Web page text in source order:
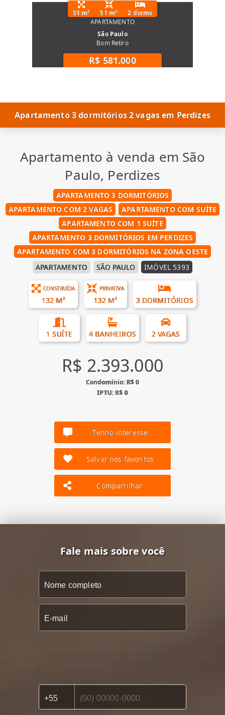
51 m² 51 m²
2 dorms
APARTAMENTO
São Paulo
Bom Retiro
R$ 581.000
Apartamento 3 dormitórios 2 vagas em Perdizes
Apartamento à venda em São
Paulo, Perdizes
APARTAMENTO 3 DORMITÓRIOS
APARTAMENTO COM 2 VAGAS
APARTAMENTO COM SUÍTE
APARTAMENTO COM 1 SUÍTE
APARTAMENTO 3 DORMITÓRIOS EM PERDIZES
APARTAMENTO COM 3 DORMITÓRIOS NA ZONA OESTE
APARTAMENTO
SÃO PAULO IMÓVEL 5393
CONSTRUÍDA
132 M²
PRIVATIVA
132 M² 3 DORMITÓRIOS
1 SUÍTE 4 BANHEIROS 2 VAGAS
R$ 2.393.000
Condomínio: R$ 0
IPTU: R$ 0
Tenho interesse
Salvar nos favoritos
Compartilhar
Fale mais sobre você